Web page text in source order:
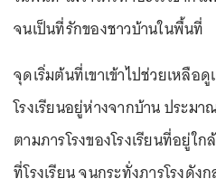
จนเป็นที่รักของชาวบ้านในพื้นที่
จุดเริ่มต้นที่เขาเข้าไปช่วยเหลือดู
โรงเรียนอยู่ห่างจากบ้าน ประม
ตามภารโรงของโรงเรียนที่อยู่ใ
ที่โรงเรียน จนกระทั่งภารโรงดั